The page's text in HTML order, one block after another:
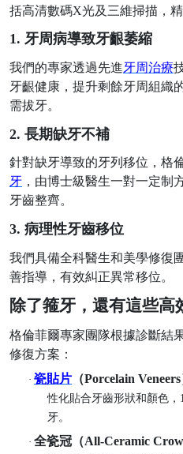
括高清數碼X光及三維掃描，
1. 牙周病導致牙齦萎縮
我們的專家透過先進牙周治療
牙齦健康，提升剩餘牙周組織
需拔牙。
2. 長期缺牙不補
針對缺牙導致的牙列移位，格
牙 ，由博士級醫生一對一定制
牙齒整齊。
3. 病理性牙齒移位
我們具備全科醫生和美學修復
善指導，有效糾正異常移位。
除了箍牙，還有這些高
格倫菲爾專家團隊根據診斷結
修復方案：
· 瓷貼片 （Porcelain Veneers
性化貼合牙齒形狀和顏色，
牙。
· 全瓷冠（All-Ceramic